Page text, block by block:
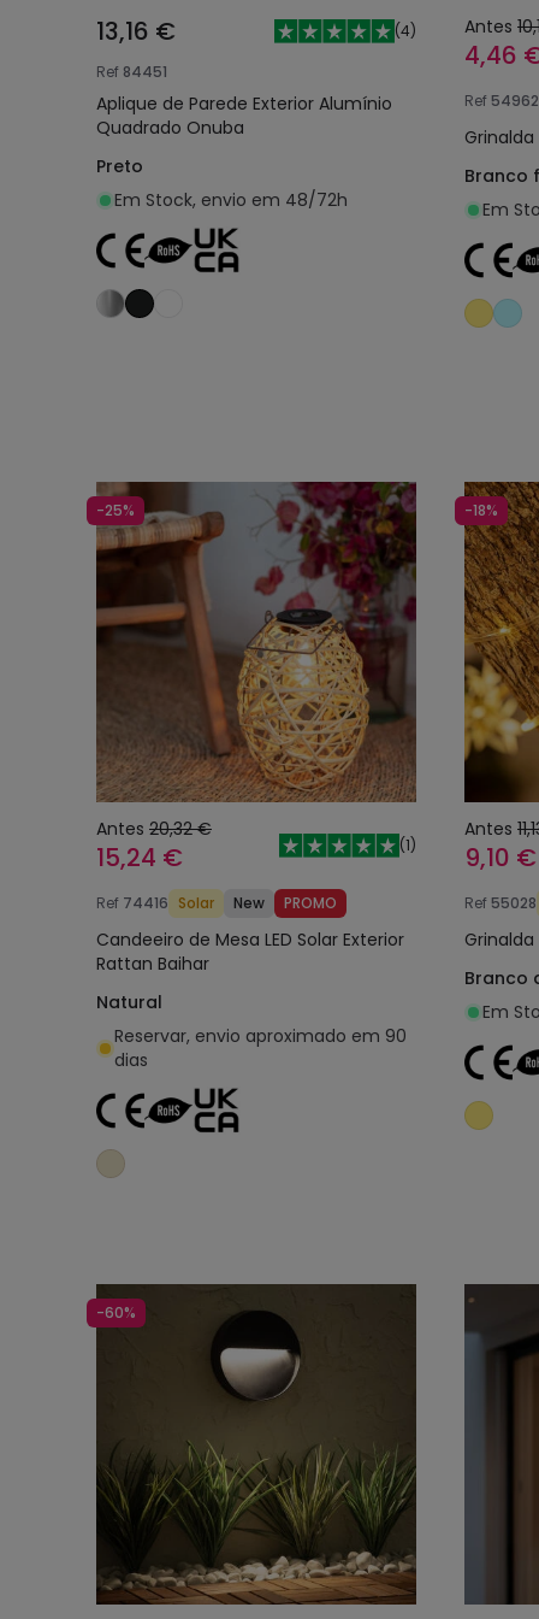
13,16 € (4)
Ref 84451
Aplique de Parede Exterior Alumínio
Quadrado Onuba
Preto
Em Stock, envio em 48/72h
Antes
4,46
Ref 54962
Grinalda
Branco
Em
-25%
Antes 20,32 €
15,24 € (1)
Ref 74416 Solar New PROMO
Candeeiro de Mesa LED Solar Exterior
Rattan Baihar
Natural
Reservar, envio aproximado em 90
dias
-18%
Antes
9,10 €
Ref 55028
Grinalda
Branco
Em
-60%